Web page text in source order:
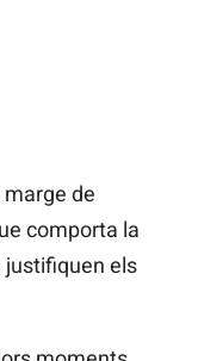
de
comporta la
justifiquen els